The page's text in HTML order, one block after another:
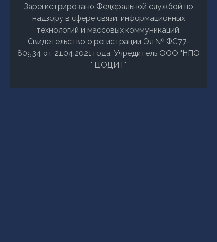
Зарегистрировано Федеральной службой по
надзору в сфере связи, информационных
технологий и массовых коммуникаций.
Свидетельство о регистрации Эл № ФС77-
80934 от 21.04.2021 года. Учредитель ООО "НПО
" ЦОДИТ"